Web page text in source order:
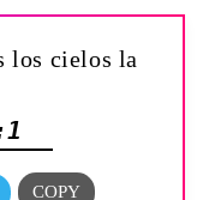
los cielos la